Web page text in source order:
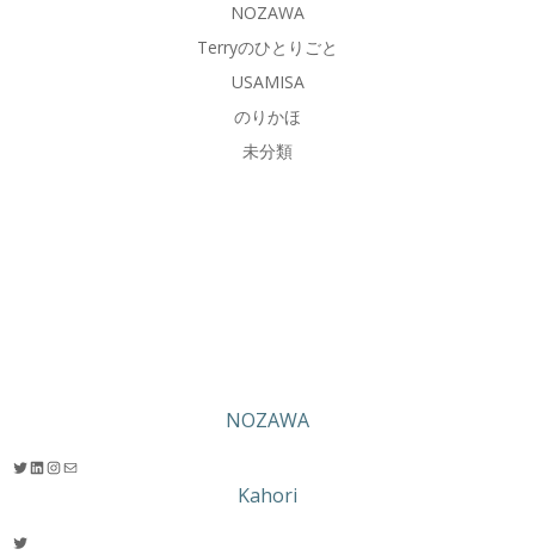
NOZAWA
Terryのひとりごと
USAMISA
のりかほ
未分類
NOZAWA
Twitter LinkedIn Instagramメール
Kahori
Twitter